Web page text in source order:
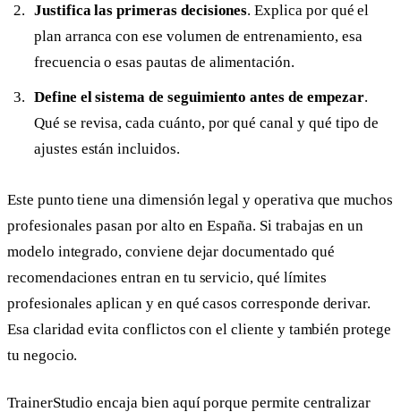
Justifica las primeras decisiones. Explica por qué el
plan arranca con ese volumen de entrenamiento, esa
frecuencia o esas pautas de alimentación.
Define el sistema de seguimiento antes de empezar.
Qué se revisa, cada cuánto, por qué canal y qué tipo de
ajustes están incluidos.
Este punto tiene una dimensión legal y operativa que muchos
profesionales pasan por alto en España. Si trabajas en un
modelo integrado, conviene dejar documentado qué
recomendaciones entran en tu servicio, qué límites
profesionales aplican y en qué casos corresponde derivar.
Esa claridad evita conflictos con el cliente y también protege
tu negocio.
TrainerStudio encaja bien aquí porque permite centralizar